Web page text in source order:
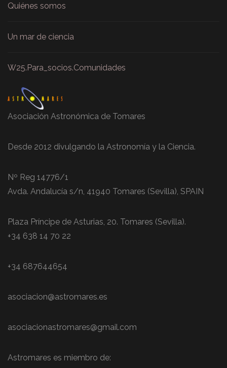
Quiénes somos
Un mar de ciencia
W25.Para_socios.Comunidades
Asociación Astronómica de Tomares
Desde 2012 divulgando la Astronomía y la Ciencia.
Nº Reg 14776/1
Avda. Andalucía s/n, 41940 Tomares (Sevilla), SPAIN
Plaza Príncipe de Asturias, 20. Tomares (Sevilla).
+34 638 14 70 22
+34 687644654
asociacion@astromares.es
asociacionastromares@gmail.com
Astromares es miembro de: